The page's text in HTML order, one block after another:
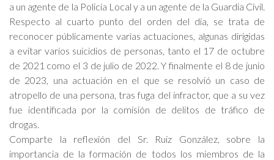
a un agente de la Policía Local y a un agente de la Guardia Civil.
Respecto al cuarto punto del orden del día, se trata de
reconocer públicamente varias actuaciones, algunas dirigidas
a evitar varios suicidios de personas, tanto el 17 de octubre
de 2021 como el 3 de julio de 2022. Y finalmente el 8 de junio
de 2023, una actuación en el que se resolvió un caso de
atropello de una persona, tras fuga del infractor, que a su vez
fue identificada por la comisión de delitos de tráfico de
drogas.
Comparte la reflexión del Sr. Ruiz González, sobre la
importancia de la formación de todos los miembros de la